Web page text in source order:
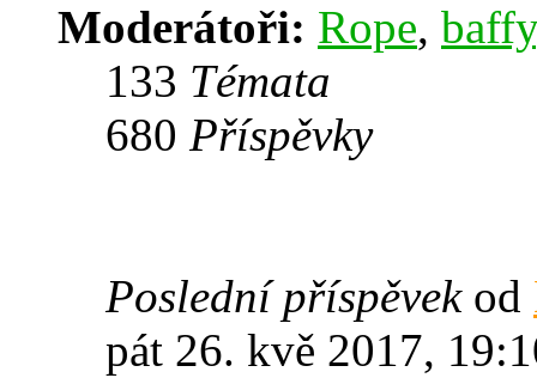
Moderátoři: Rope, baffy
133 Témata
680 Příspěvky
Poslední příspěvekod
pát 26. kvě 2017,